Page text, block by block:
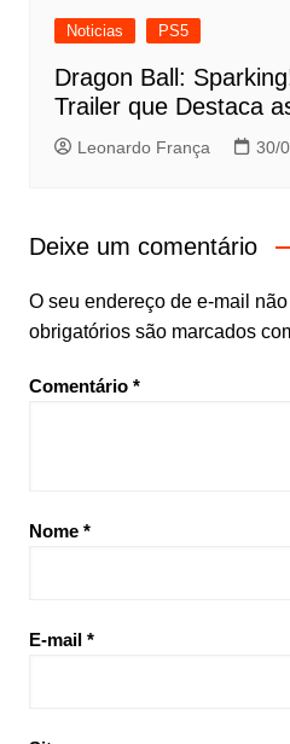
Noticias PS5
Dragon Ball:
Trailer que Destaca
Leonardo França 30/
Deixe um comentário
O seu endereço de e-mail
obrigatórios são marcados
Comentário *
Nome *
E-mail *